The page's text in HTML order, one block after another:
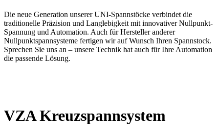
Die neue Generation unserer UNI-Spannstöcke verbindet die
traditionelle Präzision und Langlebigkeit mit innovativer Nullpunkt-
Spannung und Automation. Auch für Hersteller anderer
Nullpunktspannsysteme fertigen wir auf Wunsch Ihren Spannstock.
Sprechen Sie uns an – unsere Technik hat auch für Ihre Automation
die passende Lösung.
VZA Kreuzspannsystem